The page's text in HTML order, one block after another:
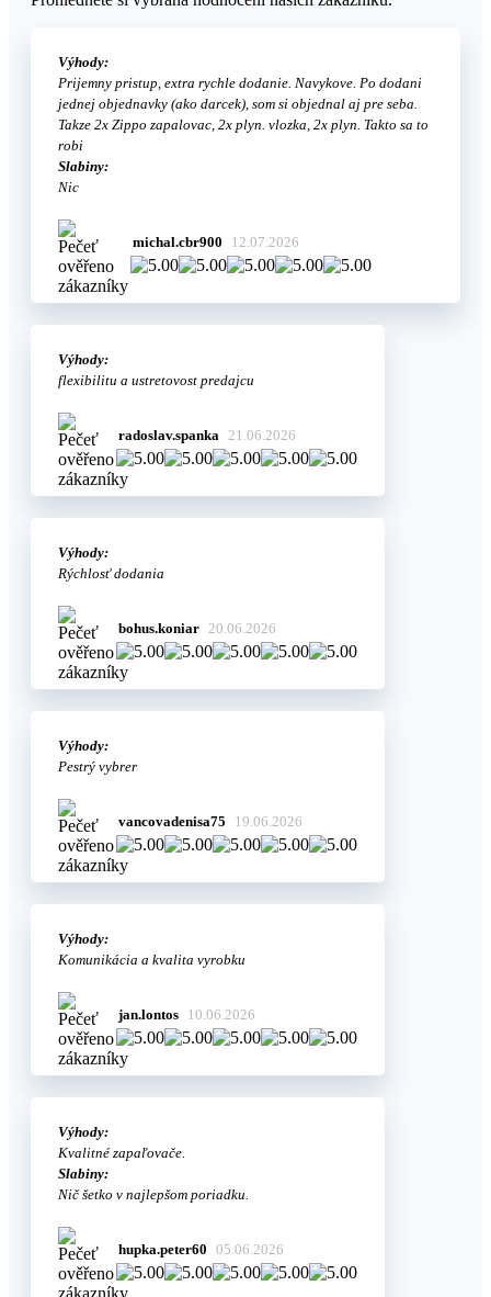
Výhody:
Prijemny pristup, extra rychle dodanie. Navykove. Po dodani
jednej objednavky (ako darcek), som si objednal aj pre seba.
Takze 2x Zippo zapalovac, 2x plyn. vlozka, 2x plyn. Takto sa to
robi
Slabiny:
Nic
michal.cbr900 12.07.2026
Výhody:
flexibilitu a ustretovost predajcu
radoslav.spanka 21.06.2026
Výhody:
Rýchlosť dodania
bohus.koniar 20.06.2026
Výhody:
Pestrý vybrer
vancovadenisa75 19.06.2026
Výhody:
Komunikácia a kvalita vyrobku
jan.lontos 10.06.2026
Výhody:
Kvalitné zapaľovače.
Slabiny:
Nič šetko v najlepšom poriadku.
hupka.peter60 05.06.2026